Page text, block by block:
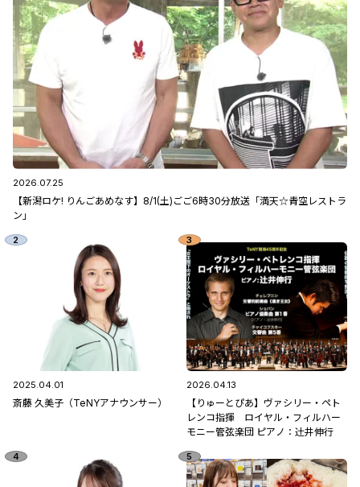
2026.07.25
【新潟ロケ! りんごあめなす】8/1(土)ごご6時30分放送「満天☆青空レストラ
ン」
2025.04.01
斎藤 久美子（TeNYアナウンサー）
2026.04.13
【りゅーとぴあ】ヴァシリー・ペト
レンコ指揮 ロイヤル・フィルハー
モニー管弦楽団 ピアノ：辻󠄀井伸行